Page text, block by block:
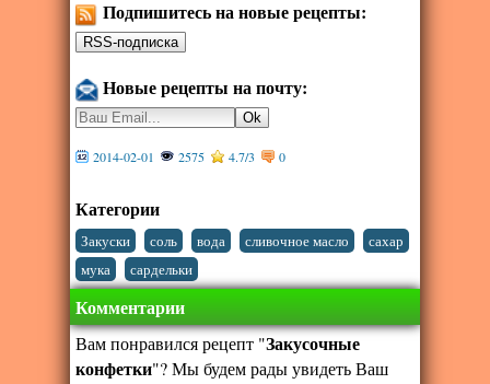
Подпишитесь на новые рецепты:
Новые рецепты на почту:
2014-02-01 2575 4.7/3 0
Категории
Закуски соль вода сливочное масло сахар
мука сардельки
Комментарии
Вам понравился рецепт "Закусочные
конфетки"? Мы будем рады увидеть Ваш